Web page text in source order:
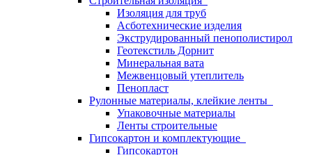
Изоляция для труб
Асботехнические изделия
Экструдированный пенополистирол
Геотекстиль Дорнит
Минеральная вата
Межвенцовый утеплитель
Пенопласт
Рулонные материалы, клейкие ленты
Упаковочные материалы
Ленты строительные
Гипсокартон и комплектующие
Гипсокартон